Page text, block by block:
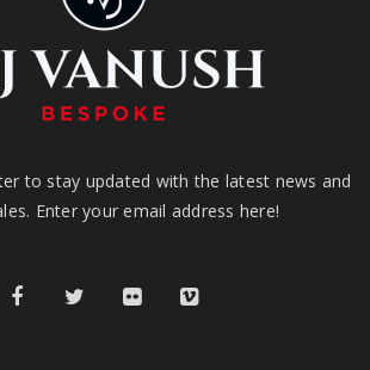
to stay updated with the latest news and
Enter your email address here!